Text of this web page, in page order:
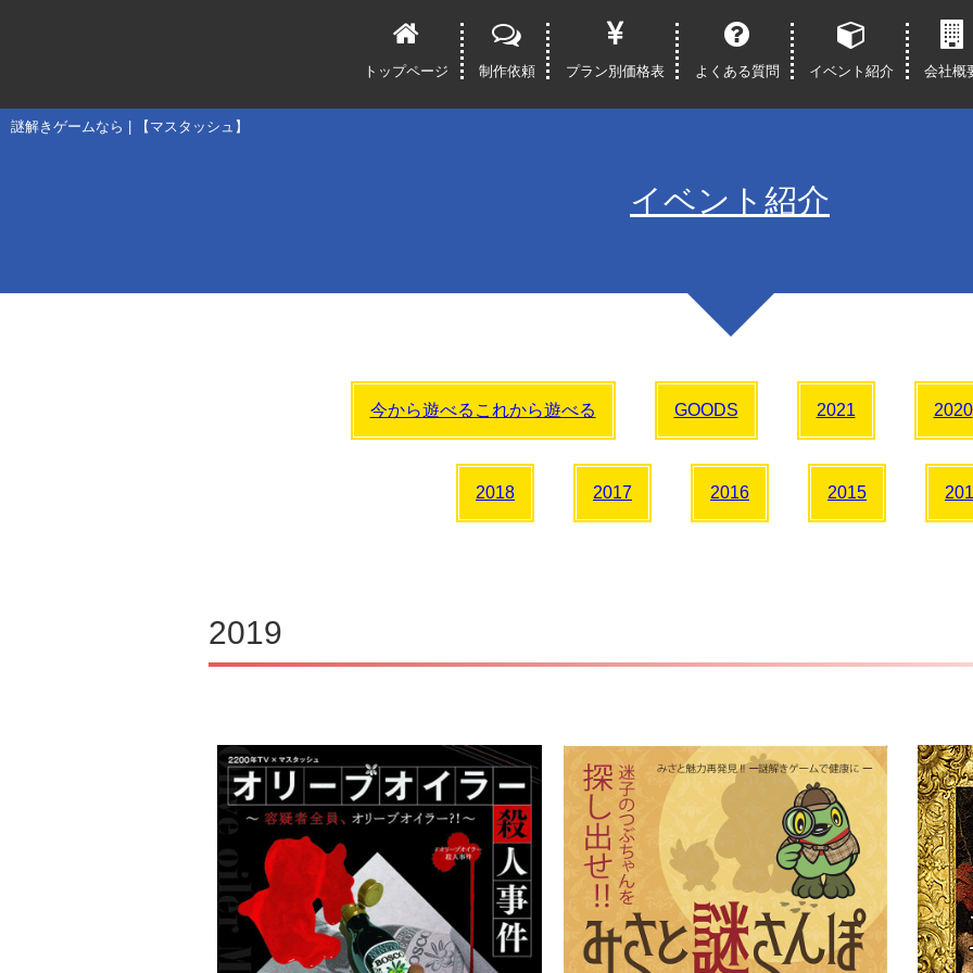
謎解きゲームなら | 【マスタッシュ】
トップページ 制作依頼 プラン別価格表 よくある質問 イベント紹介 会社概
イベント紹介
今から遊べるこれから遊べる GOODS 2021 2020
2018 2017 2016 2015
2019